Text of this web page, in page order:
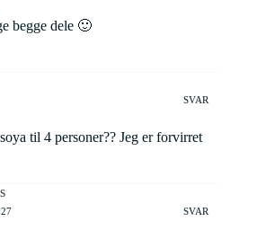
begge dele 🙂
SVAR
til 4 personer?? Jeg er forvirret
SVAR